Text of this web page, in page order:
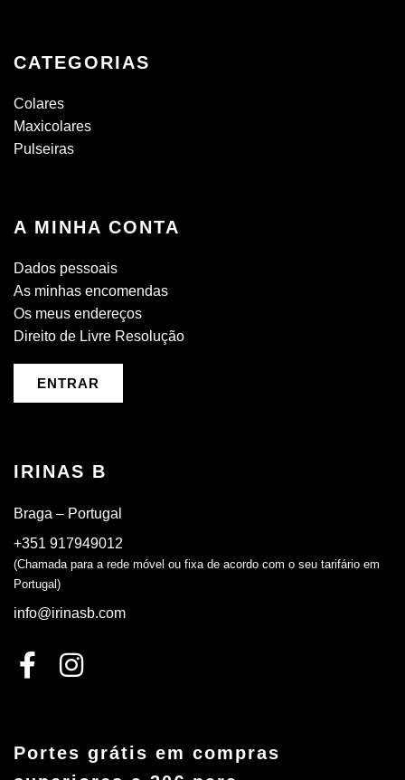
CATEGORIAS
Colares
Maxicolares
Pulseiras
A MINHA CONTA
Dados pessoais
As minhas encomendas
Os meus endereços
Direito de Livre Resolução
ENTRAR
IRINAS B
Braga – Portugal
+351 917949012
(Chamada para a rede móvel ou fixa de acordo com o seu tarifário em
Portugal)
info@irinasb.com
Portes grátis em compras